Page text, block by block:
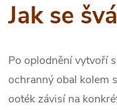
Jak se
Po oplodnění vytvoří
ochranný obal kolem
ooték závisí na